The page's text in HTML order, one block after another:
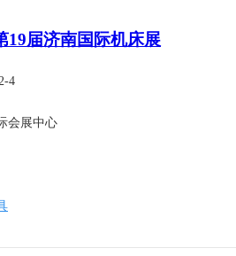
19届济南国际机床展
4
会展中心